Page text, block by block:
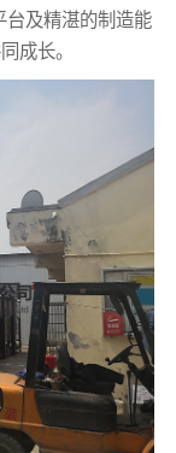
台及精湛的制造能
成长。